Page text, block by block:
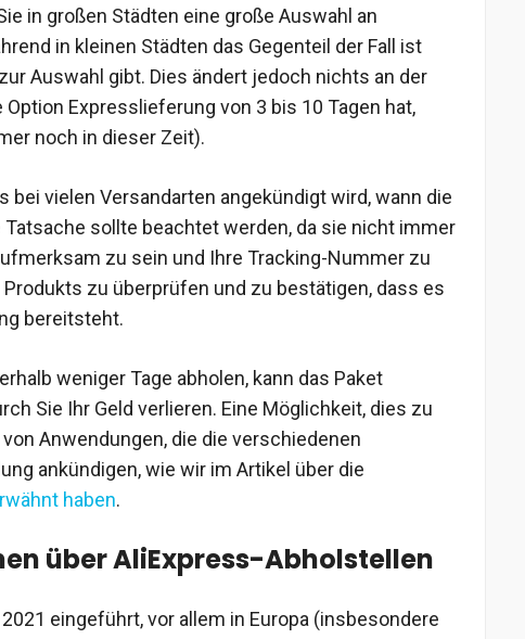
in großen Städten eine große Auswahl an
in kleinen Städten das Gegenteil der Fall ist
Auswahl gibt. Dies ändert jedoch nichts an der
Expresslieferung von 3 bis 10 Tagen hat,
noch in dieser Zeit).
bei vielen Versandarten angekündigt wird, wann die
sollte beachtet werden, da sie nicht immer
zu sein und Ihre Tracking-Nummer zu
zu überprüfen und zu bestätigen, dass es
bereitsteht.
weniger Tage abholen, kann das Paket
Sie Ihr Geld verlieren. Eine Möglichkeit, dies zu
Anwendungen, die die verschiedenen
ankündigen, wie wir im Artikel über die
haben.
über AliExpress-Abholstellen
eingeführt, vor allem in Europa (insbesondere